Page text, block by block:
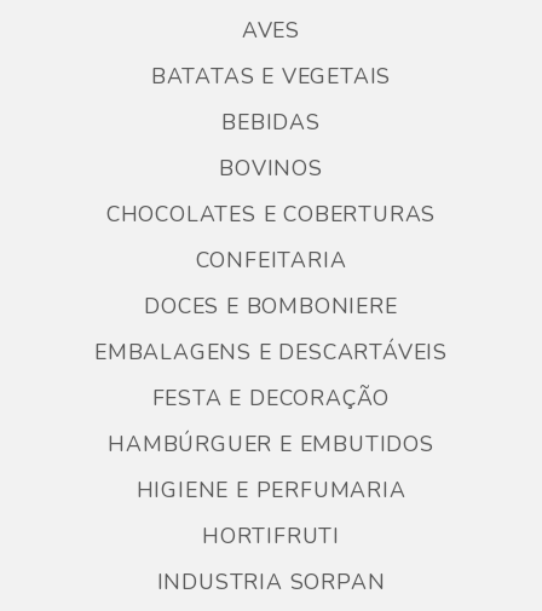
AVES
BATATAS E VEGETAIS
BEBIDAS
BOVINOS
CHOCOLATES E COBERTURAS
CONFEITARIA
DOCES E BOMBONIERE
EMBALAGENS E DESCARTÁVEIS
FESTA E DECORAÇÃO
HAMBÚRGUER E EMBUTIDOS
HIGIENE E PERFUMARIA
HORTIFRUTI
INDUSTRIA SORPAN